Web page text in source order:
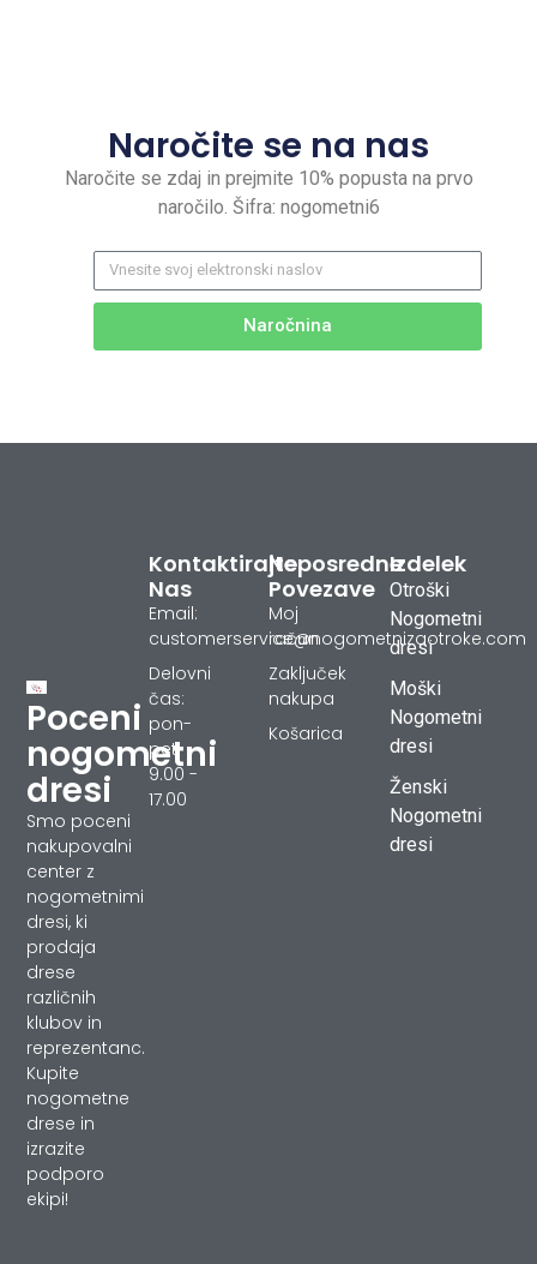
Naročite se na nas
Naročite se zdaj in prejmite 10% popusta na prvo
naročilo. Šifra: nogometni6
Naročnina
Poceni
nogometni
dresi
Smo poceni
nakupovalni
center z
nogometnimi
dresi, ki
prodaja
drese
različnih
klubov in
reprezentanc.
Kupite
nogometne
drese in
izrazite
podporo
ekipi!
Izdelek
Otroški
Nogometni
dresi
Moški
Nogometni
dresi
Ženski
Nogometni
dresi
Neposredne
Povezave
Moj
račun
Zaključek
nakupa
Košarica
Kontaktirajte
Nas
Email:
customerservice@nogometnizaotroke.com
Delovni
čas:
pon-
pet
9.00 -
17.00